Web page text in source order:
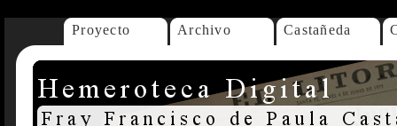
Proyecto Archivo Castañeda